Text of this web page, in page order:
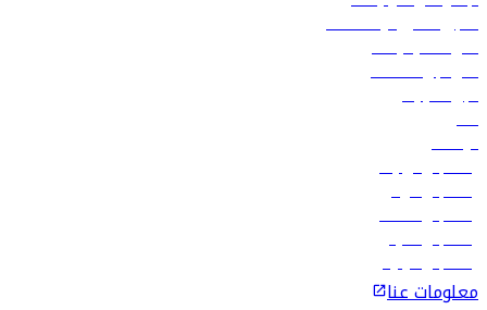
تسجيل الدخول لوكلاء السفر
أدنى أسعار الرحلات
فلاي دبي للعطلات
تأجير السيارات
فنادق
الوظائف
رحلات إلى تبيليسي
رحلات إلى الرياض
رحلات إلى مسقط
رحلات إلى ماليه
رحلات إلى كولومبو
معلومات عنا